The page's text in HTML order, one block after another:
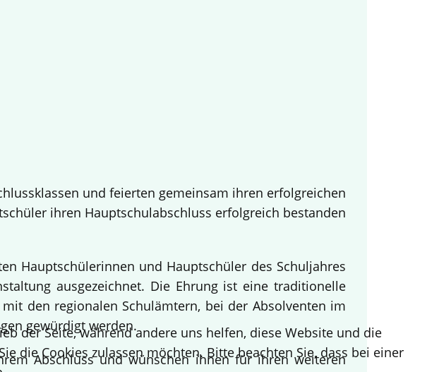
und feierten gemeinsam ihren erfolgreichen
ihren Hauptschulabschluss erfolgreich bestanden
Hauptschülerinnen und Hauptschüler des Schuljahres
ausgezeichnet. Die Ehrung ist eine traditionelle
den regionalen Schulämtern, bei der Absolventen im
gewürdigt werden.
Abschluss und wünschen ihnen für ihren weiteren
der Seite, während andere uns helfen, diese Website und die
die Cookies zulassen möchten. Bitte beachten Sie, dass bei einer